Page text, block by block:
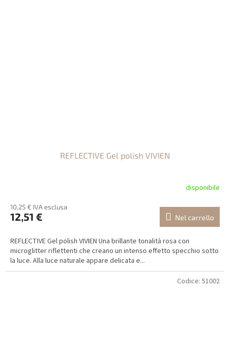
REFLECTIVE Gel polish VIVIEN
disponibile
10,25 € IVA esclusa
12,51 € Nel carrello
REFLECTIVE Gel polish VIVIEN Una brillante tonalità rosa con
microglitter riflettenti che creano un intenso effetto specchio sotto
la luce. Alla luce naturale appare delicata e...
Codice: 51002